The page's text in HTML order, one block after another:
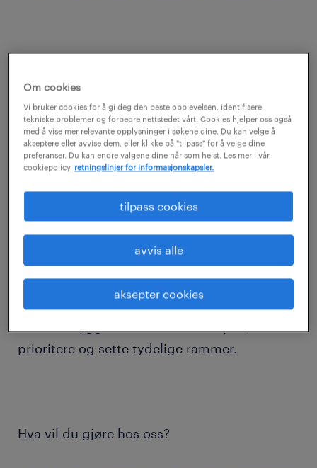
sentral del av vår nye IT-ledergruppe. Du får
helhetlig ansvar for behovsmottak,
prosjektportefølje, brukerstøtte og tilhørende
leveranseprosesser. Rollen skal samle og
landegrenser, og bidra til at IT opptrer som
én tydelig og strategisk enhet.
Vi ønsker større mangfold i IT-ledelsen, og ser
prioritere og sette tydelige rammer.
Hva vil du gjøre hos oss?
Om cookies
Vi bruker cookies for å gi deg den beste opplevelsen, identifisere
tekniske problemer og forbedre nettstedet vårt. Cookies hjelper oss også
med å vise mer relevante opplysninger i søkene dine. Du kan velge å
akseptere eller avvise dem, eller klikke på "tilpass" for å velge dine
preferanser. Du kan endre valgene dine når som helst. Les mer i vår
cookiepolicy retningslinjer for informasjonskapsler.
tilpass cookies
avvis alle
aksepter cookies